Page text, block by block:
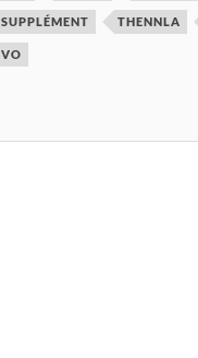
SUPPLÉMENT THENNLA
VO